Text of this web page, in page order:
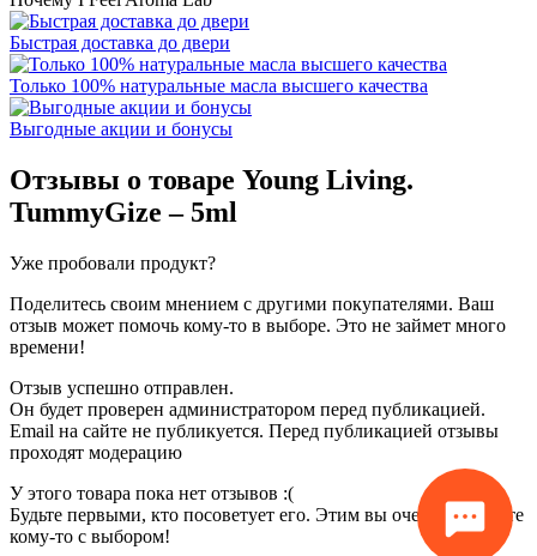
Быстрая доставка до двери
Только 100% натуральные масла высшего качества
Выгодные акции и бонусы
Отзывы о товаре Young Living.
TummyGize – 5ml
Уже пробовали продукт?
Поделитесь своим мнением с другими покупателями. Ваш
отзыв может помочь кому-то в выборе. Это не займет много
времени!
Отзыв успешно отправлен.
Он будет проверен администратором перед публикацией.
Email на сайте не публикуется. Перед публикацией отзывы
проходят модерацию
У этого товара пока нет отзывов :(
Будьте первыми, кто посоветует его. Этим вы очень поможете
кому-то с выбором!